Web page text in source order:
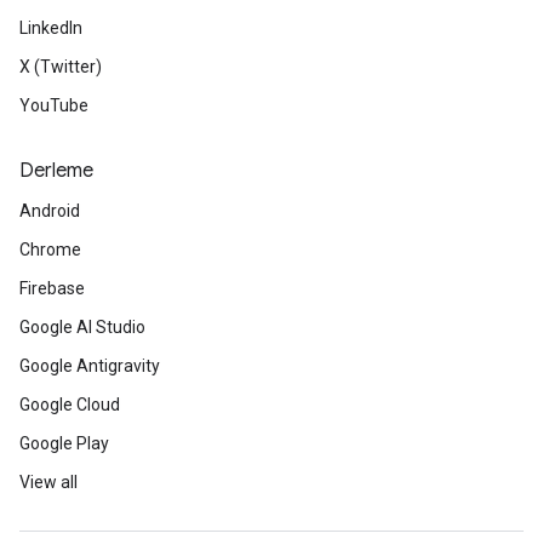
LinkedIn
X (Twitter)
YouTube
Derleme
Android
Chrome
Firebase
Google AI Studio
Google Antigravity
Google Cloud
Google Play
View all